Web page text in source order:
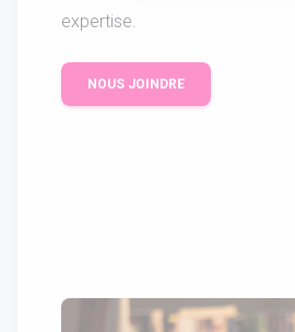
expertise.
NOUS JOINDRE